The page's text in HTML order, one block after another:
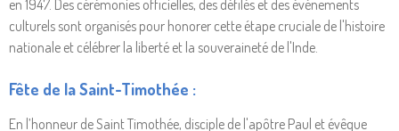
en 1947. Des cérémonies officielles, des défilés et des événements
culturels sont organisés pour honorer cette étape cruciale de l'histoire
nationale et célébrer la liberté et la souveraineté de l'Inde.
Fête de la Saint-Timothée :
En l’honneur de Saint Timothée, disciple de l'apôtre Paul et évêque